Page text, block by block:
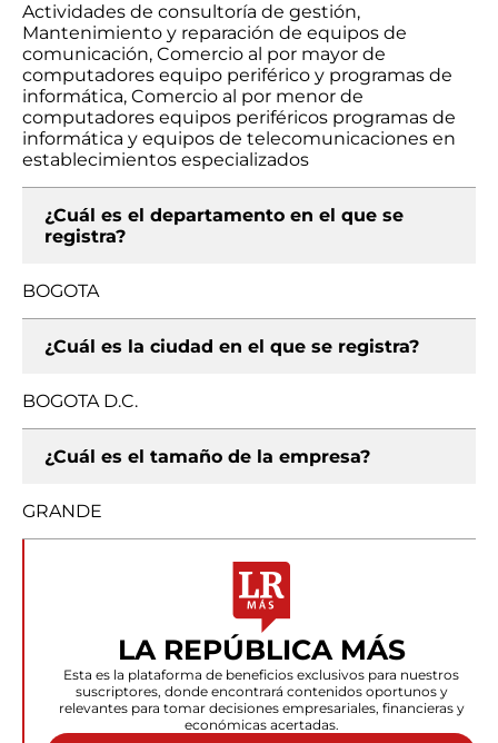
Actividades de consultoría de gestión,
Mantenimiento y reparación de equipos de
comunicación, Comercio al por mayor de
computadores equipo periférico y programas de
informática, Comercio al por menor de
computadores equipos periféricos programas de
informática y equipos de telecomunicaciones en
establecimientos especializados
¿Cuál es el departamento en el que se
registra?
BOGOTA
¿Cuál es la ciudad en el que se registra?
BOGOTA D.C.
¿Cuál es el tamaño de la empresa?
GRANDE
LA REPÚBLICA MÁS
Esta es la plataforma de beneficios exclusivos para nuestros
suscriptores, donde encontrará contenidos oportunos y
relevantes para tomar decisiones empresariales, financieras y
económicas acertadas.